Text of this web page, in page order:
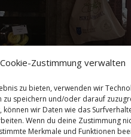
Cookie-Zustimmung verwalten
zu bieten, verwenden wir
speichern und/oder darauf
wir Daten wie das
Wenn du deine Zustimmung
Merkmale und Funktionen